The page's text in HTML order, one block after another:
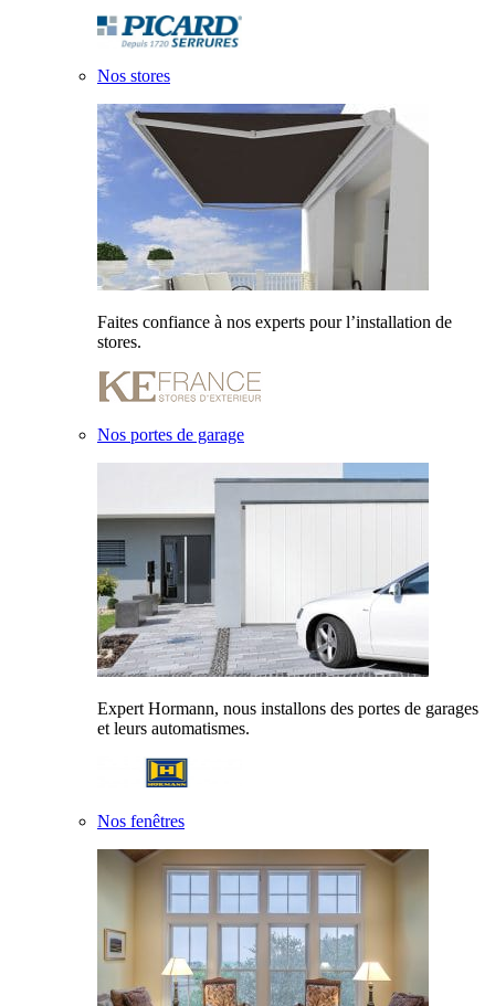
Nos stores
Faites confiance à nos experts pour l’installation de
stores.
Nos portes de garage
Expert Hormann, nous installons des portes de garages
et leurs automatismes.
Nos fenêtres